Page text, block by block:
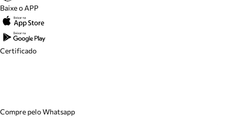
Baixe o APP
Certificado
Compre pelo Whatsapp